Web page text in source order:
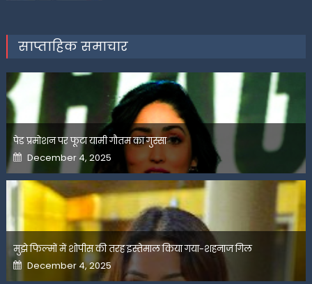
साप्ताहिक समाचार
पेड प्रमोशन पर फूटा यामी गौतम का गुस्सा
Posted
on
December 4, 2025
मुझे फिल्मों में शोपीस की तरह इस्तेमाल किया गया-शहनाज गिल
Posted
on
December 4, 2025